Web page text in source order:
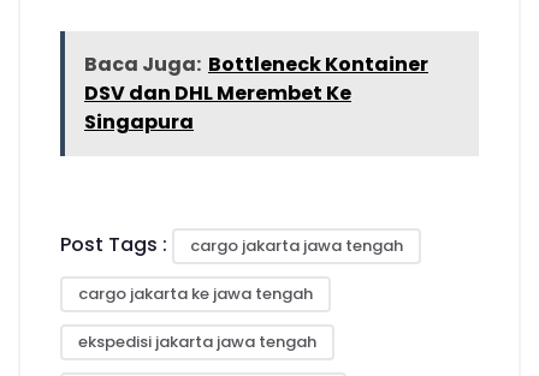
Baca Juga: Bottleneck Kontainer
DSV dan DHL Merembet Ke
Singapura
Post Tags : cargo jakarta jawa tengah
cargo jakarta ke jawa tengah
ekspedisi jakarta jawa tengah